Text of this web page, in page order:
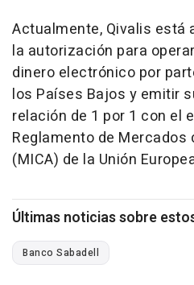
Actualmente, Qivalis está
la autorización para
dinero electrónico por
los Países Bajos y emitir
relación de 1 por 1 con el
Reglamento de Mercados
(MICA) de la Unión
Últimas noticias sobre
Banco Sabadell